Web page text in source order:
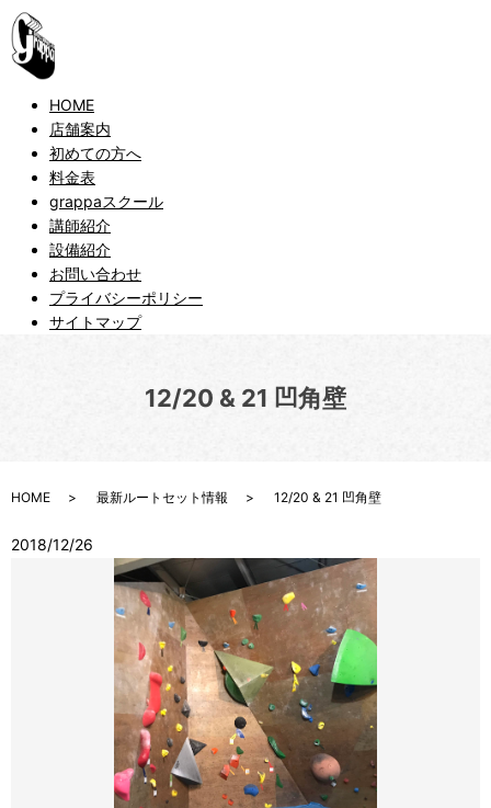
HOME
店舗案内
初めての方へ
料金表
grappaスクール
講師紹介
設備紹介
お問い合わせ
プライバシーポリシー
サイトマップ
12/20 & 21 凹角壁
HOME 最新ルートセット情報 12/20 & 21 凹角壁
2018/12/26